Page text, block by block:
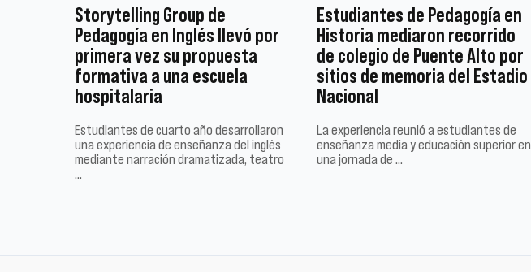
Storytelling Group de
Pedagogía en Inglés llevó por
primera vez su propuesta
formativa a una escuela
hospitalaria
Estudiantes de cuarto año desarrollaron
una experiencia de enseñanza del inglés
mediante narración dramatizada, teatro
…
Estudiantes de Pedagogía en
Historia mediaron recorrido
de colegio de Puente Alto por
sitios de memoria del Estadio
Nacional
La experiencia reunió a estudiantes de
enseñanza media y educación superior en
una jornada de …